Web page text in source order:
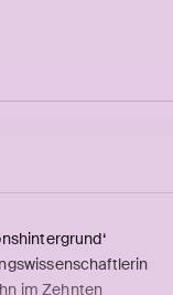
im Zehnten